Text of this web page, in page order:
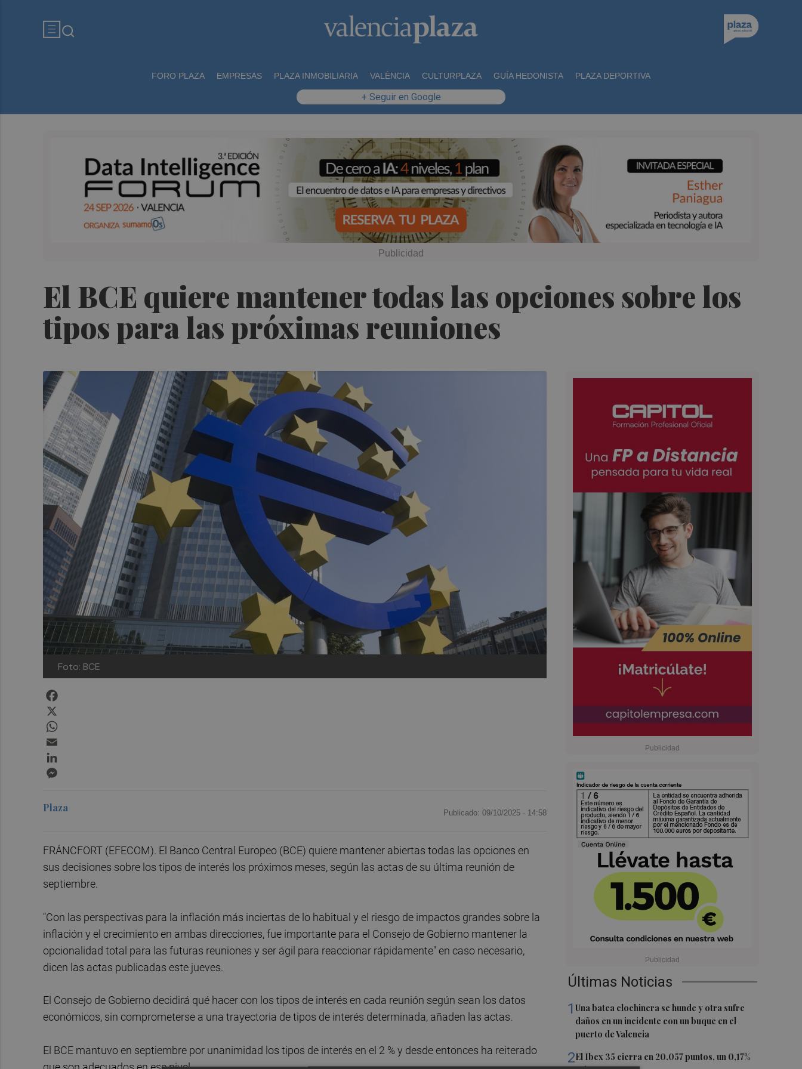
FORO PLAZA EMPRESAS PLAZA INMOBILIARIA VALÈNCIA CULTURPLAZA GUÍA HEDONISTA PLAZA DEPORTIVA
+ Seguir en Google
El BCE quiere mantener todas las opciones sobre los
tipos para las próximas reuniones
Foto: BCE
Últimas Noticias
1Una batea clochinera se hunde y otra sufre
daños en un incidente con un buque en el
puerto de Valencia
2El Ibex 35 cierra en 20.057 puntos, un 0,17%
Plaza Publicado: 09/10/2025 · 14:58
FRÁNCFORT (EFECOM). El Banco Central Europeo (BCE) quiere mantener abiertas todas las opciones en
sus decisiones sobre los tipos de interés los próximos meses, según las actas de su última reunión de
septiembre.
"Con las perspectivas para la inflación más inciertas de lo habitual y el riesgo de impactos grandes sobre la
inflación y el crecimiento en ambas direcciones, fue importante para el Consejo de Gobierno mantener la
opcionalidad total para las futuras reuniones y ser ágil para reaccionar rápidamente" en caso necesario,
dicen las actas publicadas este jueves.
El Consejo de Gobierno decidirá qué hacer con los tipos de interés en cada reunión según sean los datos
económicos, sin comprometerse a una trayectoria de tipos de interés determinada, añaden las actas.
El BCE mantuvo en septiembre por unanimidad los tipos de interés en el 2 % y desde entonces ha reiterado